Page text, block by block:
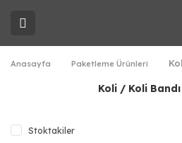
Anasayfa Paketleme Ürünleri
Koli / Koli
Stoktakiler